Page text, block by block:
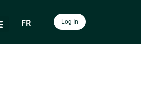
FR Log In